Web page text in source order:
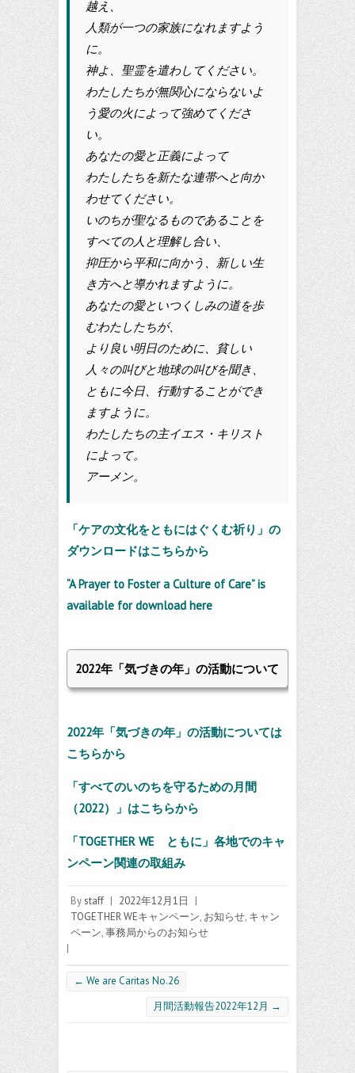
越え、
人類が一つの家族になれますよう
に。
神よ、聖霊を遣わしてください。
わたしたちが無関心にならないよ
う愛の火によって強めてくださ
い。
あなたの愛と正義によって
わたしたちを新たな連帯へと向か
わせてください。
いのちが聖なるものであることを
すべての人と理解し合い、
抑圧から平和に向かう、新しい生
き方へと導かれますように。
あなたの愛といつくしみの道を歩
むわたしたちが、
より良い明日のために、貧しい
人々の叫びと地球の叫びを聞き、
ともに今日、行動することができ
ますように。
わたしたちの主イエス・キリスト
によって。
アーメン。
「ケアの文化をともにはぐくむ祈り」の
ダウンロードはこちらから
“A Prayer to Foster a Culture of Care” is
available for download here
2022年「気づきの年」の活動について
2022年「気づきの年」の活動については
こちらから
「すべてのいのちを守るための月間
（2022）」はこちらから
「TOGETHER WE ともに」各地でのキャ
ンペーン関連の取組み
Bystaff | 2022年12月1日
|
TOGETHER WEキャンペーン, お知らせ, キャン
ペーン,事務局からのお知らせ
|
← We are Caritas No.26
月間活動報告2022年12月 →